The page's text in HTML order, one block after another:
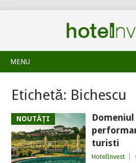
MENU
Etichetă: Bichescu
NOUTĂȚI
Domeniul
turisti
HotelInvest